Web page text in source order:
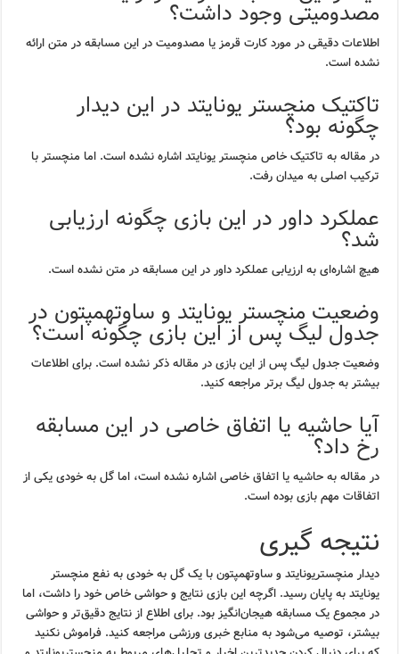
مصدومیتی وجود داشت؟
اطلاعات دقیقی در مورد کارت قرمز یا مصدومیت در این مسابقه در متن ارائه
نشده است.
تاکتیک منچستر یونایتد در این دیدار
چگونه بود؟
در مقاله به تاکتیک خاص منچستر یونایتد اشاره نشده است. اما منچستر با
ترکیب اصلی به میدان رفت.
عملکرد داور در این بازی چگونه ارزیابی
شد؟
هیچ اشاره‌ای به ارزیابی عملکرد داور در این مسابقه در متن نشده است.
وضعیت منچستر یونایتد و ساوتهمپتون در
جدول لیگ پس از این بازی چگونه است؟
وضعیت جدول لیگ پس از این بازی در مقاله ذکر نشده است. برای اطلاعات
بیشتر به جدول لیگ برتر مراجعه کنید.
آیا حاشیه یا اتفاق خاصی در این مسابقه
رخ داد؟
در مقاله به حاشیه یا اتفاق خاصی اشاره نشده است، اما گل به خودی یکی از
اتفاقات مهم بازی بوده است.
نتیجه گیری
دیدار منچستریونایتد و ساوتهمپتون با یک گل به خودی به نفع منچستر
یونایتد به پایان رسید. اگرچه این بازی نتایج و حواشی خاص خود را داشت، اما
در مجموع یک مسابقه هیجان‌انگیز بود. برای اطلاع از نتایج دقیق‌تر و حواشی
بیشتر، توصیه می‌شود به منابع خبری ورزشی مراجعه کنید. فراموش نکنید